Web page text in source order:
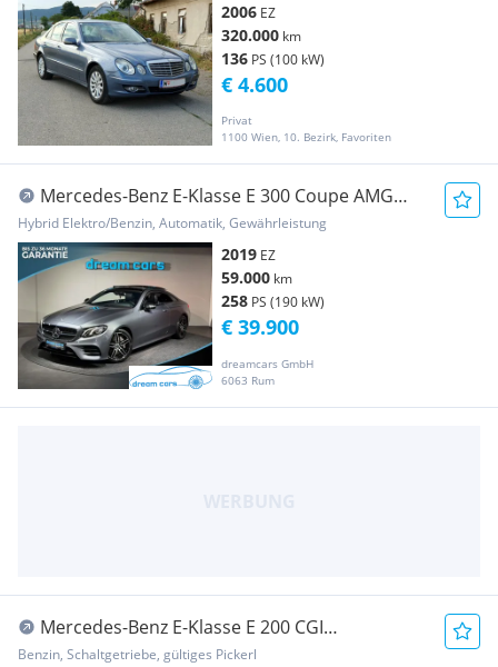
2006 EZ
320.000 km
136 PS (100 kW)
Privat
1100 Wien, 10. Bezirk, Favoriten
€ 4.600
Mercedes-Benz E-Klasse E 300 Coupe AMG
Line / Night Paket / Panoramadach
Hybrid Elektro/Benzin, Automatik, Gewährleistung
2019 EZ
59.000 km
258 PS (190 kW)
dreamcars GmbH
6063 Rum
€ 39.900
Mercedes-Benz E-Klasse E 200 CGI
BlueEfficiency
Benzin, Schaltgetriebe, gültiges Pickerl